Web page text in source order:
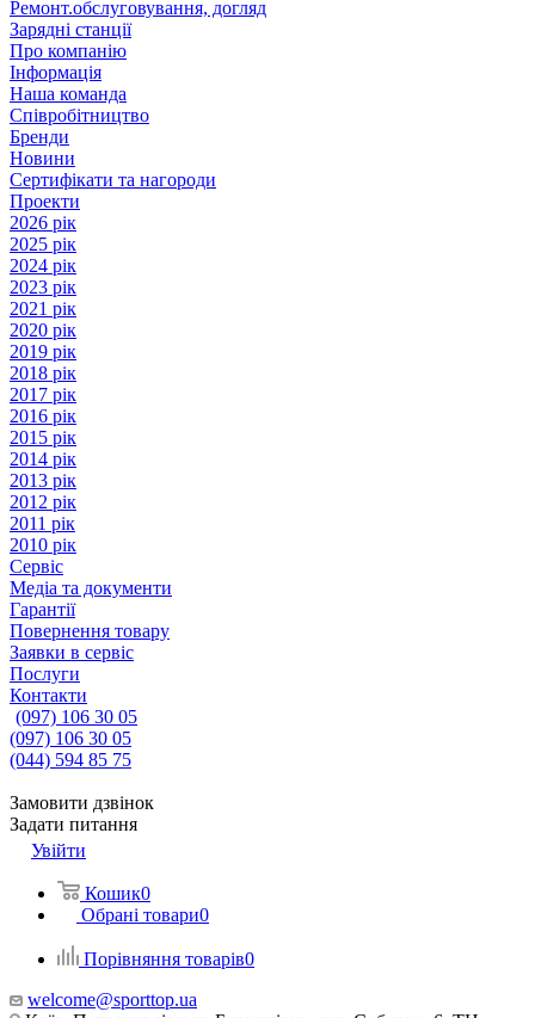
Ремонт.обслуговування, догляд
Зарядні станції
Про компанію
Інформація
Наша команда
Співробітництво
Бренди
Новини
Сертифікати та нагороди
Проекти
2026 рік
2025 рік
2024 рік
2023 рік
2021 рік
2020 рік
2019 рік
2018 рік
2017 рік
2016 рік
2015 рік
2014 рік
2013 рік
2012 рік
2011 рік
2010 рік
Сервіс
Медіа та документи
Гарантії
Повернення товару
Заявки в сервіс
Послуги
Контакти
(097) 106 30 05
(097) 106 30 05
(044) 594 85 75
Замовити дзвінок
Задати питання
Увійти
Кошик0
Обрані товари0
Порівняння товарів0
welcome@sporttop.ua